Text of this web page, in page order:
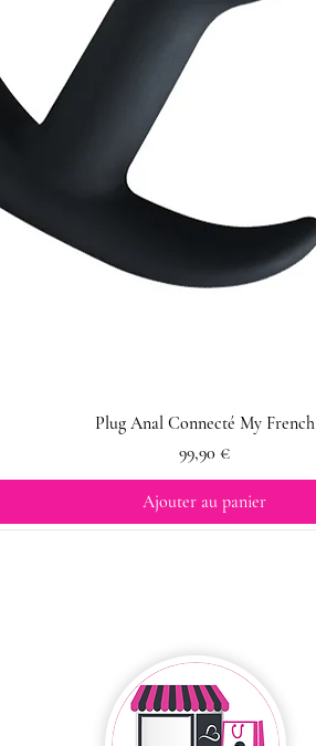
Plug Anal Connecté My French
Prix
99,90 €
Ajouter au panier